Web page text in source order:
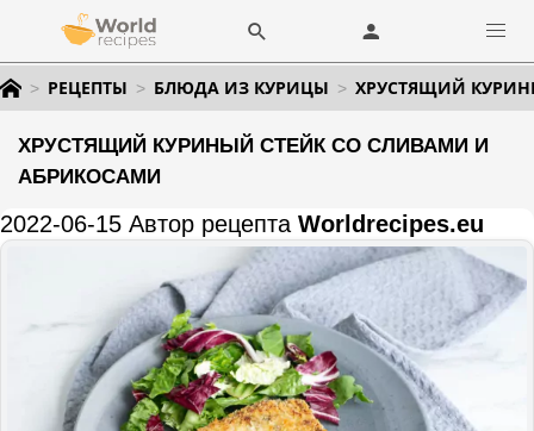
РЕЦЕПТЫ БЛЮДА ИЗ КУРИЦЫ ХРУСТЯЩИЙ
ХРУСТЯЩИЙ КУРИНЫЙ СТЕЙК СО СЛИВАМИ И
АБРИКОСАМИ
2022-06-15 Автор рецепта Worldrecipes.eu